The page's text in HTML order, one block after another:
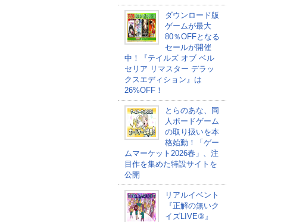
ダウンロード版
ゲームが最大
80％OFFとなる
セールが開催
中！『テイルズ オブ ベル
セリア リマスター デラッ
クスエディション』は
26%OFF！
とらのあな、同
人ボードゲーム
の取り扱いを本
格始動！「ゲー
ムマーケット2026春」、注
目作を集めた特設サイトを
公開
リアルイベント
『正解の無いク
イズLIVE③』